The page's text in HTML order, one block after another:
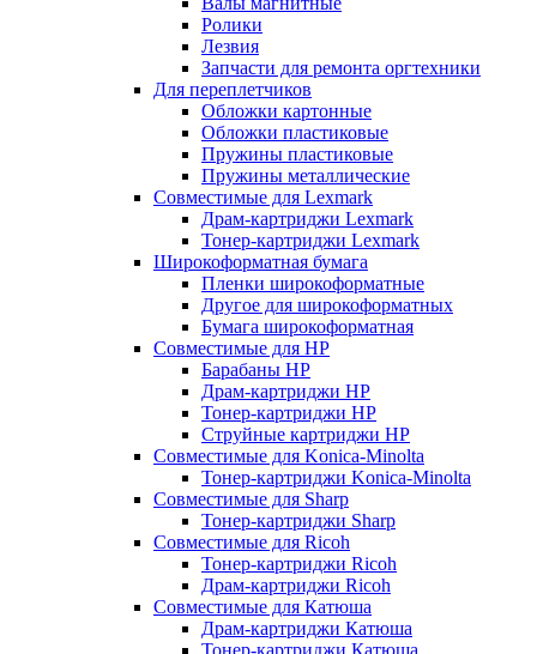
Ролики
Лезвия
Запчасти для ремонта оргтехники
Для переплетчиков
Обложки картонные
Обложки пластиковые
Пружины пластиковые
Пружины металлические
Совместимые для Lexmark
Драм-картриджи Lexmark
Тонер-картриджи Lexmark
Широкоформатная бумага
Пленки широкоформатные
Другое для широкоформатных
Бумага широкоформатная
Совместимые для HP
Барабаны HP
Драм-картриджи HP
Тонер-картриджи HP
Струйные картриджи HP
Совместимые для Konica-Minolta
Тонер-картриджи Konica-Minolta
Совместимые для Sharp
Тонер-картриджи Sharp
Совместимые для Ricoh
Тонер-картриджи Ricoh
Драм-картриджи Ricoh
Совместимые для Катюша
Драм-картриджи Катюша
Тонер-картриджи Катюша